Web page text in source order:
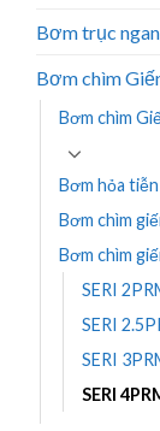
Bơm trục
Bơm chìm
Bơm chìm
Bơm hỏa
Bơm chìm
Bơm chìm
SERI
SERI
SERI
SERI